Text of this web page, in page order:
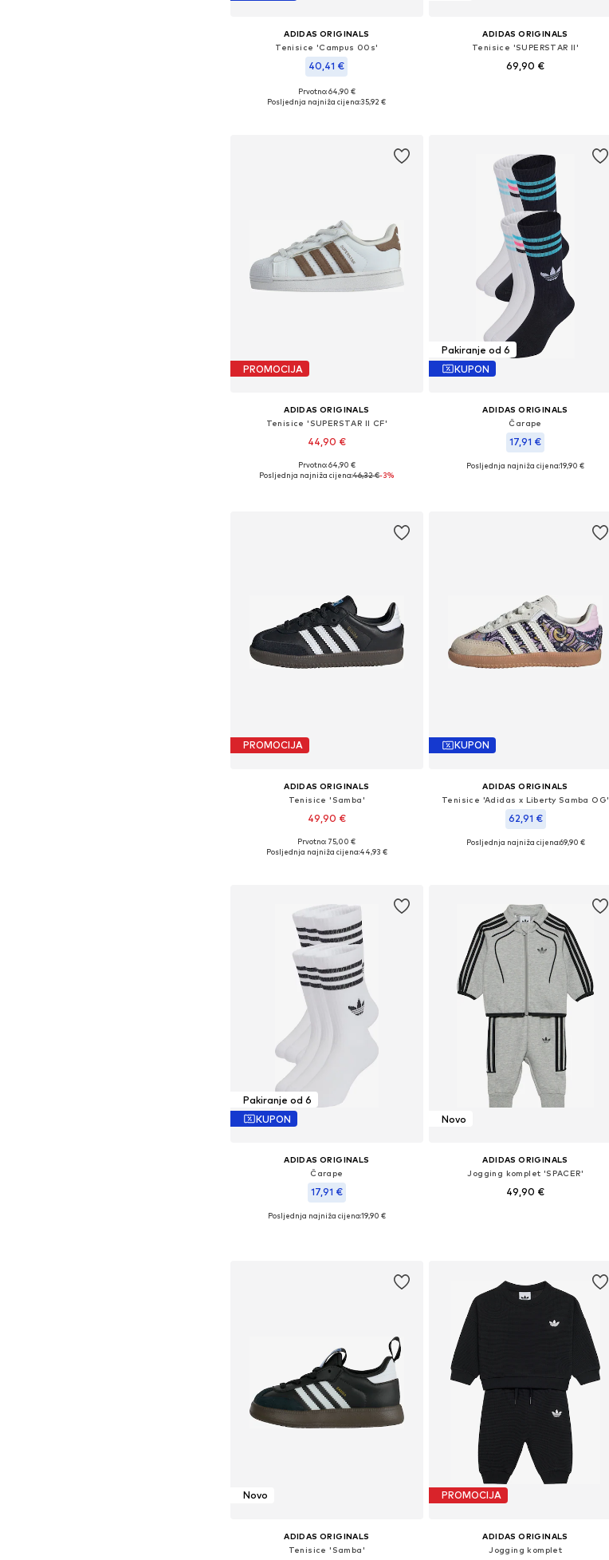
ADIDAS ORIGINALS
Tenisice 'Campus 00s'
40,41 €
Dostupne veličine: 19, 20, 21, 22, 23
Prvotno: 64,90 €
Posljednja najniža cijena:35,92 €
ADIDAS ORIGINALS
Tenisice 'SUPERSTAR II'
69,90 €
PROMOCIJA
ADIDAS ORIGINALS
Tenisice 'SUPERSTAR II CF'
44,90 €
Dostupno u više veličina
Prvotno: 64,90 €
Posljednja najniža cijena:46,32 €-3%
Pakiranje od 6
KUPON
ADIDAS ORIGINALS
Čarape
17,91 €
+3
Dostupno u više veličina
Posljednja najniža cijena:19,90 €
PROMOCIJA
ADIDAS ORIGINALS
Tenisice 'Samba'
49,90 €
Dostupno u više veličina
Prvotno: 75,00 €
Posljednja najniža cijena:44,93 €
KUPON
ADIDAS ORIGINALS
Tenisice 'Adidas x Liberty Samba OG'
62,91 €
Dostupno u više veličina
Posljednja najniža cijena:69,90 €
Pakiranje od 6
KUPON
ADIDAS ORIGINALS
Čarape
17,91 €
+3
Dostupno u više veličina
Posljednja najniža cijena:19,90 €
Novo
ADIDAS ORIGINALS
Jogging komplet 'SPACER'
49,90 €
Novo
ADIDAS ORIGINALS
Tenisice 'Samba'
PROMOCIJA
ADIDAS ORIGINALS
Jogging komplet